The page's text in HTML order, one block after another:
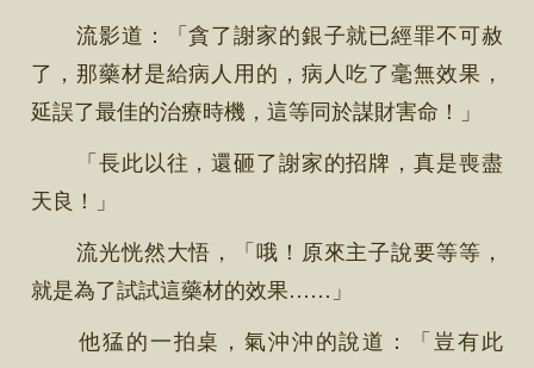
流影道：「貪了謝家的銀子就已經罪不可赦
了，那藥材是給病人用的，病人吃了毫無效果，
延誤了最佳的治療時機，這等同於謀財害命！」
「長此以往，還砸了謝家的招牌，真是喪盡
天良！」
流光恍然大悟，「哦！原來主子說要等等，
就是為了試試這藥材的效果……」
他猛的一拍桌，氣沖沖的說道：「豈有此